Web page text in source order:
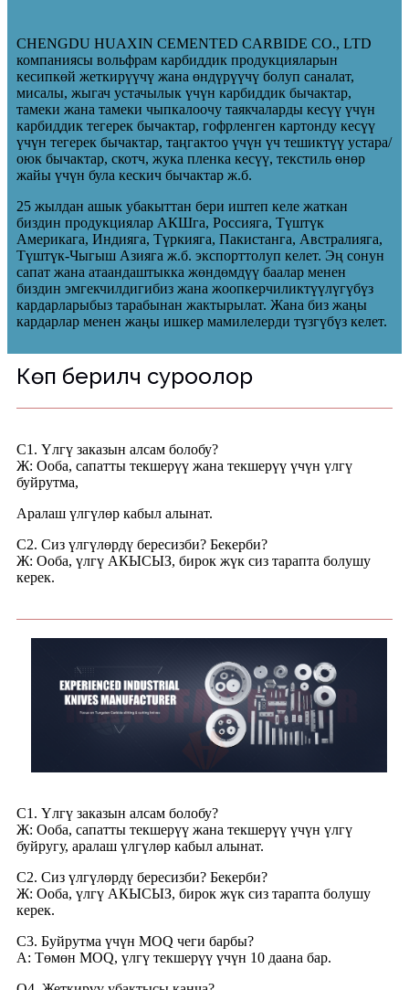
CHENGDU HUAXIN CEMENTED CARBIDE CO., LTD
компаниясы вольфрам карбиддик продукцияларын
кесипкөй жеткирүүчү жана өндүрүүчү болуп саналат,
мисалы, жыгач устачылык үчүн карбиддик бычактар,
тамеки жана тамеки чыпкалоочу таякчаларды кесүү үчүн
карбиддик тегерек бычактар, гофрленген картонду кесүү
үчүн тегерек бычактар, таңгактоо үчүн үч тешиктүү устара/
оюк бычактар, скотч, жука пленка кесүү, текстиль өнөр
жайы үчүн була кескич бычактар ​​ж.б.
25 жылдан ашык убакыттан бери иштеп келе жаткан
биздин продукциялар АКШга, Россияга, Түштүк
Америкага, Индияга, Түркияга, Пакистанга, Австралияга,
Түштүк-Чыгыш Азияга ж.б. экспорттолуп келет. Эң сонун
сапат жана атаандаштыкка жөндөмдүү баалар менен
биздин эмгекчилдигибиз жана жоопкерчиликтүүлүгүбүз
кардарларыбыз тарабынан жактырылат. Жана биз жаңы
кардарлар менен жаңы ишкер мамилелерди түзгүбүз келет.
Көп берилүүчү суроолор
С1. Үлгү заказын алсам болобу?
Ж: Ооба, сапатты текшерүү жана текшерүү үчүн үлгү
буйрутма,
Аралаш үлгүлөр кабыл алынат.
С2. Сиз үлгүлөрдү бересизби? Бекерби?
Ж: Ооба, үлгү АКЫСЫЗ, бирок жүк сиз тарапта болушу
керек.
С1. Үлгү заказын алсам болобу?
Ж: Ооба, сапатты текшерүү жана текшерүү үчүн үлгү
буйругу, аралаш үлгүлөр кабыл алынат.
С2. Сиз үлгүлөрдү бересизби? Бекерби?
Ж: Ооба, үлгү АКЫСЫЗ, бирок жүк сиз тарапта болушу
керек.
С3. Буйрутма үчүн MOQ чеги барбы?
A: Төмөн MOQ, үлгү текшерүү үчүн 10 даана бар.